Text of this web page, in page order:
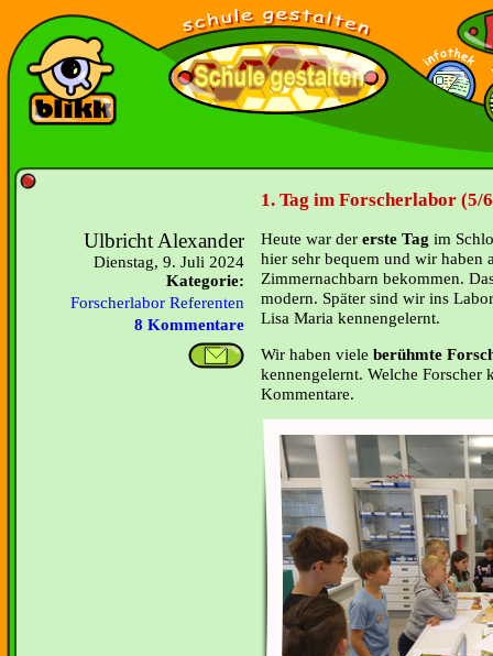
1. Tag im Forscherlabor (5/
Ulbricht Alexander
Dienstag, 9. Juli 2024
Kategorie:
Forscherlabor Referenten
8 Kommentare
Heute war der erste Tag im
hier sehr bequem und wir haben
Zimmernachbarn bekommen.
modern. Später sind wir ins
Lisa Maria kennengelernt.
Wir haben viele berühmte
kennengelernt. Welche Forscher
Kommentare.